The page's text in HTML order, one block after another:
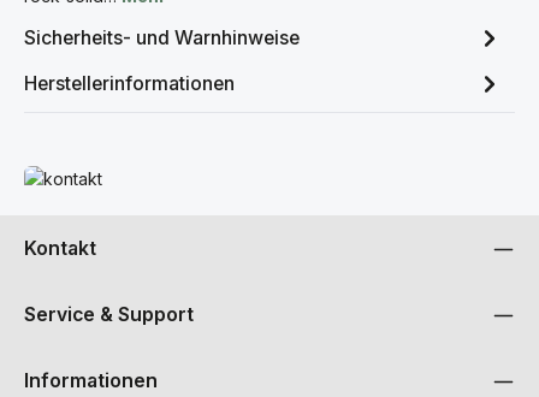
Sicherheits- und Warnhinweise
Herstellerinformationen
Mehr erfahren
Kontakt
Service & Support
Informationen